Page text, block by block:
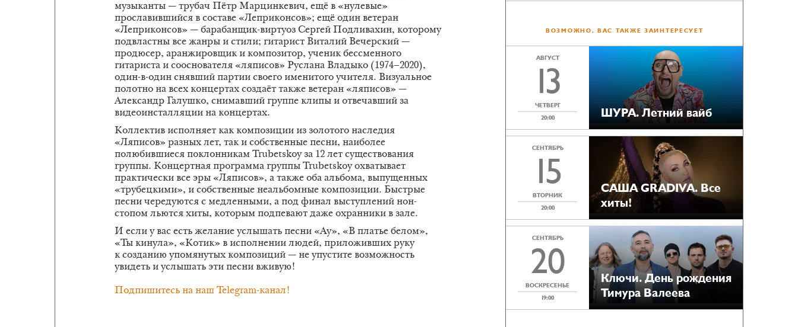
музыканты — трубач Пётр Марцинкевич, ещё в «нулевые»
прославившийся в составе «Леприконсов»; ещё один ветеран
«Леприконсов» — барабанщик-виртуоз Сергей Подливахин, которому
подвластны все жанры и стили; гитарист Виталий Вечерский —
продюсер, аранжировщик и композитор, ученик бессменного
гитариста и сооснователя «ляписов» Руслана Владыко (1974–2020),
один-в-один снявший партии своего именитого учителя. Визуальное
полотно на всех концертах создаёт также ветеран «ляписов» —
Александр Галушко, снимавший группе клипы и отвечавший за
видеоинсталляции на концертах.
Коллектив исполняет как композиции из золотого наследия
«Ляписов» разных лет, так и собственные песни, наиболее
полюбившиеся поклонникам Trubetskoy за 12 лет существования
группы. Концертная программа группы Trubetskoy охватывает
практически все эры «Ляписов», а также оба альбома, выпущенных
«трубецкими», и собственные неальбомные композиции. Быстрые
песни чередуются с медленными, а под финал выступлений нон-
стопом льются хиты, которым подпевают даже охранники в зале.
И если у вас есть желание услышать песни «Ау», «В платье белом»,
«Ты кинула», «Котик» в исполнении людей, приложивших руку
к созданию упомянутых композиций — не упустите возможность
увидеть и услышать эти песни вживую!
Подпишитесь на наш Telegram-канал!
ВОЗМОЖНО, ВАС ТАКЖЕ ЗАИНТЕРЕСУЕТ
АВГУСТ
13
ЧЕТВЕРГ
20:00
ШУРА. Летний вайб
СЕНТЯБРЬ
15
ВТОРНИК
20:00
САША GRADIVA. Все
хиты!
СЕНТЯБРЬ
20
ВОСКРЕСЕНЬЕ
19:00
Ключи. День рождения
Тимура Валеева